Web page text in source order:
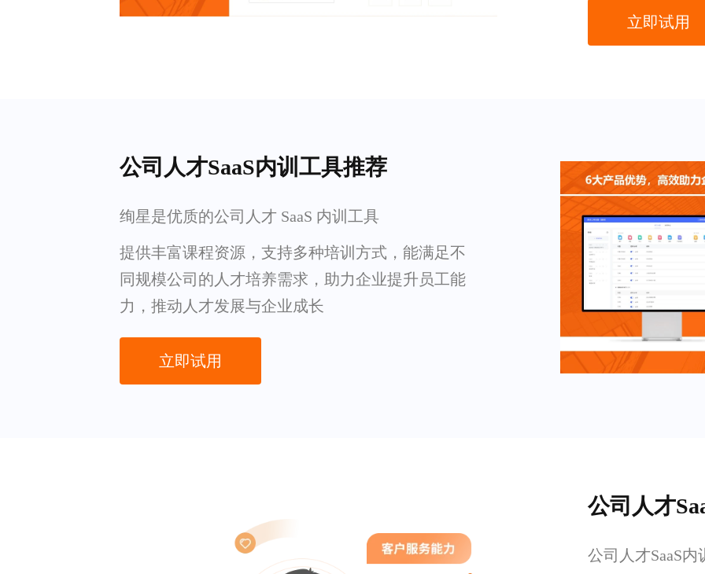
立即试用
公司人才SaaS内训工具推荐
绚星是优质的公司人才 SaaS 内训工具
提供丰富课程资源，支持多种培训方式，能满足不
同规模公司的人才培养需求，助力企业提升员工能
力，推动人才发展与企业成长
立即试用
公司人才
公司人才SaaS